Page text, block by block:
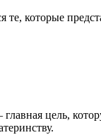
которые
цель,